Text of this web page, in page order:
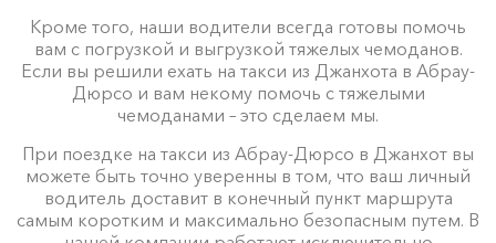
Кроме того, наши водители всегда готовы помочь
вам с погрузкой и выгрузкой тяжелых чемоданов.
Если вы решили ехать на такси из Джанхота в Абрау-
Дюрсо и вам некому помочь с тяжелыми
чемоданами – это сделаем мы.
При поездке на такси из Абрау-Дюрсо в Джанхот вы
можете быть точно уверенны в том, что ваш личный
водитель доставит в конечный пункт маршрута
самым коротким и максимально безопасным путем. В